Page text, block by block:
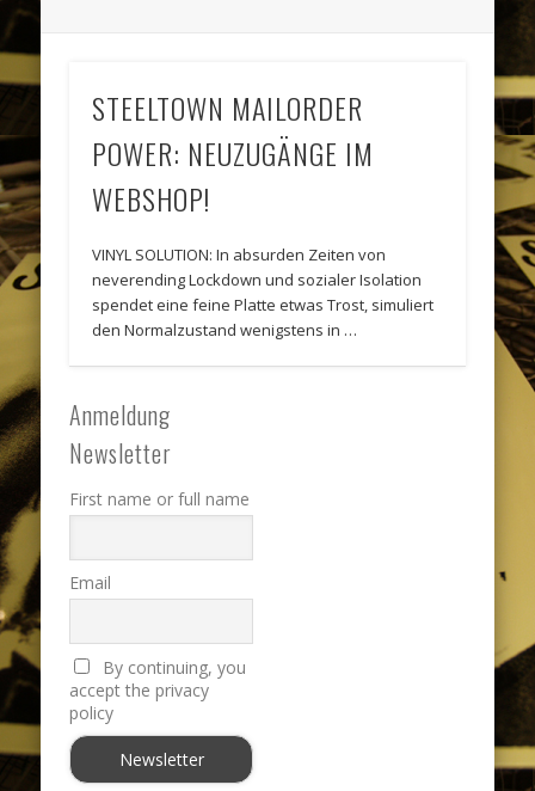
STEELTOWN MAILORDER
POWER: NEUZUGÄNGE IM
WEBSHOP!
VINYL SOLUTION: In absurden Zeiten von
neverending Lockdown und sozialer Isolation
spendet eine feine Platte etwas Trost, simuliert
den Normalzustand wenigstens in …
Anmeldung
Newsletter
First name or full name
Email
By continuing, you
accept the privacy
policy